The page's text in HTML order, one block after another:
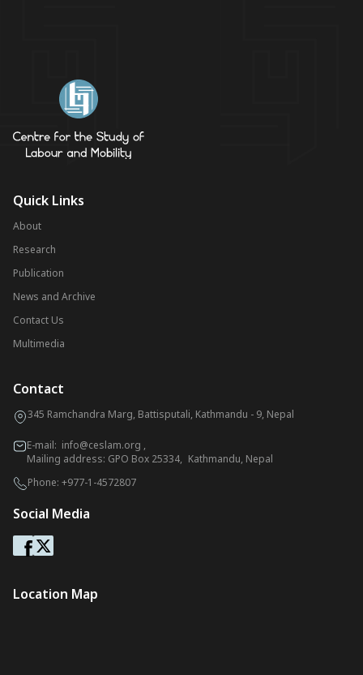
Quick Links
About
Research
Publication
News and Archive
Contact Us
Multimedia
Contact
345 Ramchandra Marg, Battisputali, Kathmandu - 9, Nepal
E-mail: info@ceslam.org ,
Mailing address: GPO Box 25334, Kathmandu, Nepal
Phone: +977-1-4572807
Social Media
Location Map